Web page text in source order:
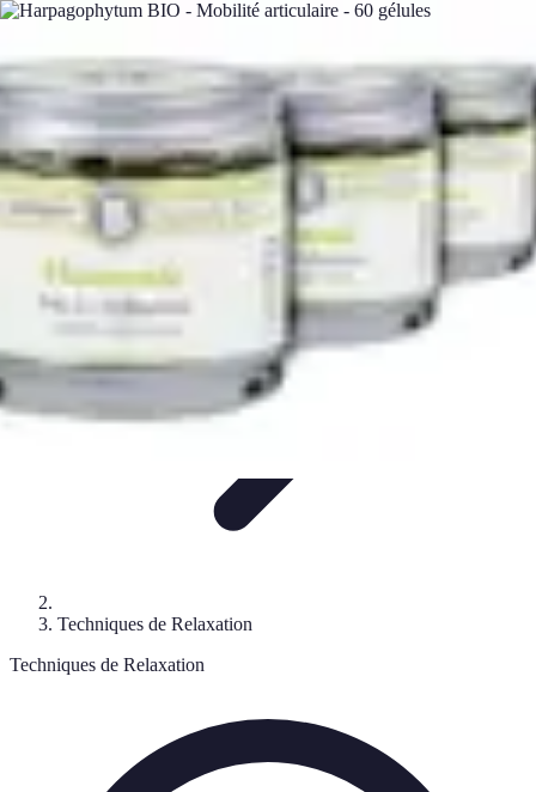
Relaxations Rapides
quotidienneTechnologieRoutines
Relaxations Rapides
Techniques de Relaxation
Techniques de Relaxation